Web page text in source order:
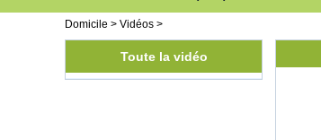
Domicile > Vidéos >
Toute la vidéo